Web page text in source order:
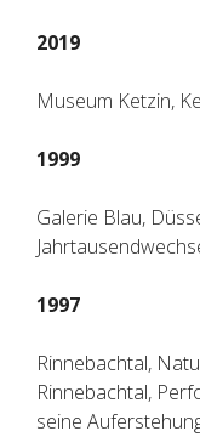
2019
Museum Ketzin,
1999
Galerie Blau,
1997
Rinnebachtal,
Rinnebachtal,
seine